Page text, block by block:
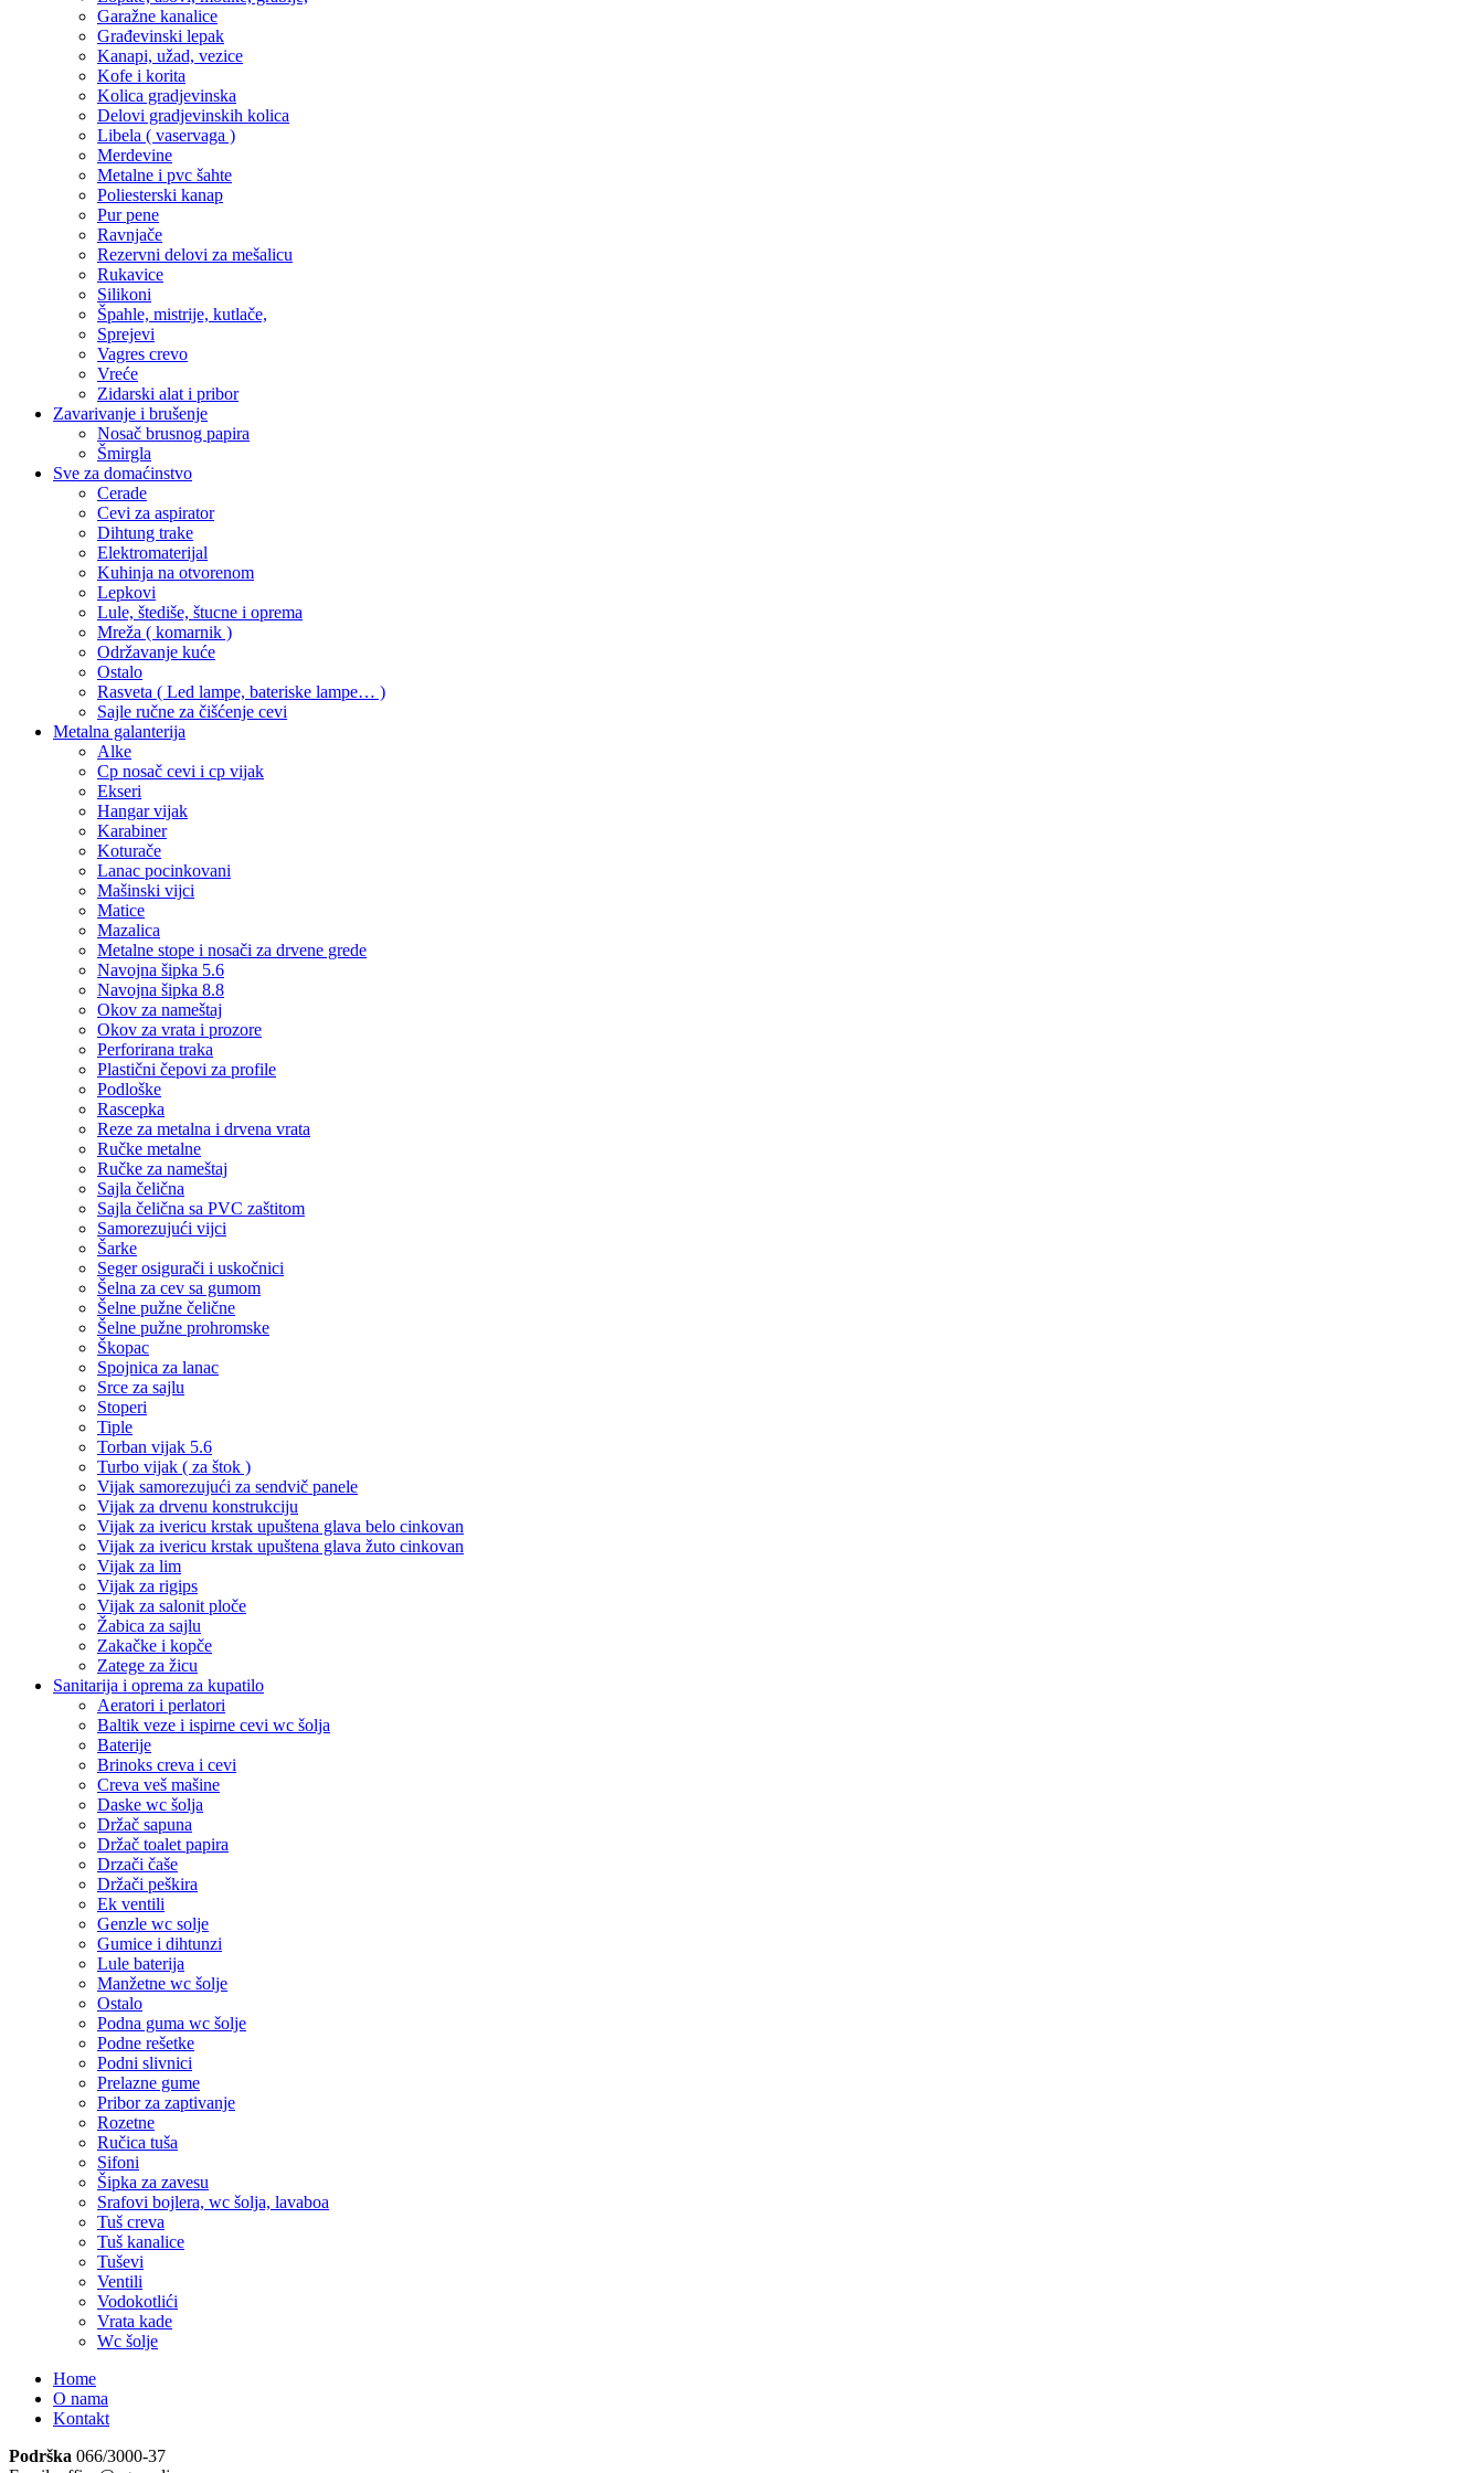
Garažne kanalice
Građevinski lepak
Kanapi, užad, vezice
Kofe i korita
Kolica gradjevinska
Delovi gradjevinskih kolica
Libela ( vaservaga )
Merdevine
Metalne i pvc šahte
Poliesterski kanap
Pur pene
Ravnjače
Rezervni delovi za mešalicu
Rukavice
Silikoni
Špahle, mistrije, kutlače,
Sprejevi
Vagres crevo
Vreće
Zidarski alat i pribor
Zavarivanje i brušenje
Nosač brusnog papira
Šmirgla
Sve za domaćinstvo
Cerade
Cevi za aspirator
Dihtung trake
Elektromaterijal
Kuhinja na otvorenom
Lepkovi
Lule, štediše, štucne i oprema
Mreža ( komarnik )
Održavanje kuće
Ostalo
Rasveta ( Led lampe, bateriske lampe… )
Sajle ručne za čišćenje cevi
Metalna galanterija
Alke
Cp nosač cevi i cp vijak
Ekseri
Hangar vijak
Karabiner
Koturače
Lanac pocinkovani
Mašinski vijci
Matice
Mazalica
Metalne stope i nosači za drvene grede
Navojna šipka 5.6
Navojna šipka 8.8
Okov za nameštaj
Okov za vrata i prozore
Perforirana traka
Plastični čepovi za profile
Podloške
Rascepka
Reze za metalna i drvena vrata
Ručke metalne
Ručke za nameštaj
Sajla čelična
Sajla čelična sa PVC zaštitom
Samorezujući vijci
Šarke
Seger osigurači i uskočnici
Šelna za cev sa gumom
Šelne pužne čelične
Šelne pužne prohromske
Škopac
Spojnica za lanac
Srce za sajlu
Stoperi
Tiple
Torban vijak 5.6
Turbo vijak ( za štok )
Vijak samorezujući za sendvič panele
Vijak za drvenu konstrukciju
Vijak za ivericu krstak upuštena glava belo cinkovan
Vijak za ivericu krstak upuštena glava žuto cinkovan
Vijak za lim
Vijak za rigips
Vijak za salonit ploče
Žabica za sajlu
Zakačke i kopče
Zatege za žicu
Sanitarija i oprema za kupatilo
Aeratori i perlatori
Baltik veze i ispirne cevi wc šolja
Baterije
Brinoks creva i cevi
Creva veš mašine
Daske wc šolja
Držač sapuna
Držač toalet papira
Drzači čaše
Držači peškira
Ek ventili
Genzle wc solje
Gumice i dihtunzi
Lule baterija
Manžetne wc šolje
Ostalo
Podna guma wc šolje
Podne rešetke
Podni slivnici
Prelazne gume
Pribor za zaptivanje
Rozetne
Ručica tuša
Sifoni
Šipka za zavesu
Srafovi bojlera, wc šolja, lavaboa
Tuš creva
Tuš kanalice
Tuševi
Ventili
Vodokotlići
Vrata kade
Wc šolje
Home
O nama
Kontakt
Podrška 066/3000-37